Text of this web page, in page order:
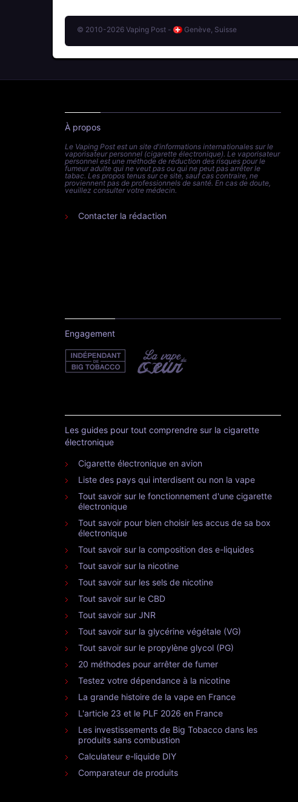
© 2010-2026 Vaping Post - Genève, Suisse
À propos
Le Vaping Post est un site d'informations internationales sur le
vaporisateur personnel (cigarette électronique). Le vaporisateur
personnel est une méthode de réduction des risques pour le
fumeur adulte qui ne veut pas ou qui ne peut pas arrêter le
tabac. Les propos tenus sur ce site, sauf cas contraire, ne
proviennent pas de professionnels de santé. En cas de doute,
veuillez consulter votre médecin.
Contacter la rédaction
Engagement
Les guides pour tout comprendre sur la cigarette
électronique
Cigarette électronique en avion
Liste des pays qui interdisent ou non la vape
Tout savoir sur le fonctionnement d'une cigarette
électronique
Tout savoir pour bien choisir les accus de sa box
électronique
Tout savoir sur la composition des e-liquides
Tout savoir sur la nicotine
Tout savoir sur les sels de nicotine
Tout savoir sur le CBD
Tout savoir sur JNR
Tout savoir sur la glycérine végétale (VG)
Tout savoir sur le propylène glycol (PG)
20 méthodes pour arrêter de fumer
Testez votre dépendance à la nicotine
La grande histoire de la vape en France
L'article 23 et le PLF 2026 en France
Les investissements de Big Tobacco dans les
produits sans combustion
Calculateur e-liquide DIY
Comparateur de produits